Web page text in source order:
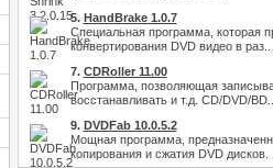
5. HandBrake 1.0.7
Специальная программа, которая
конвертирования DVD видео в раз..
7. CDRoller 11.00
Программа, позволяющая
восстанавливать и т.д. CD/DVD/BD..
9. DVDFab 10.0.5.2
Мощная программа,
копирования и сжатия DVD дисков.